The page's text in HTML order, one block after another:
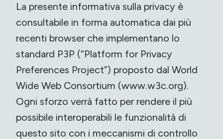
La presente informativa sulla privacy è
consultabile in forma automatica dai più
recenti browser che implementano lo
standard P3P (“Platform for Privacy
Preferences Project”) proposto dal World
Wide Web Consortium (www.w3c.org).
Ogni sforzo verrà fatto per rendere il più
possibile interoperabili le funzionalità di
questo sito con i meccanismi di controllo